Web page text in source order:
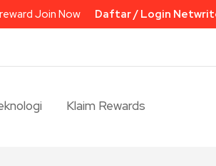
Join Now Daftar / Login
Klaim Rewards